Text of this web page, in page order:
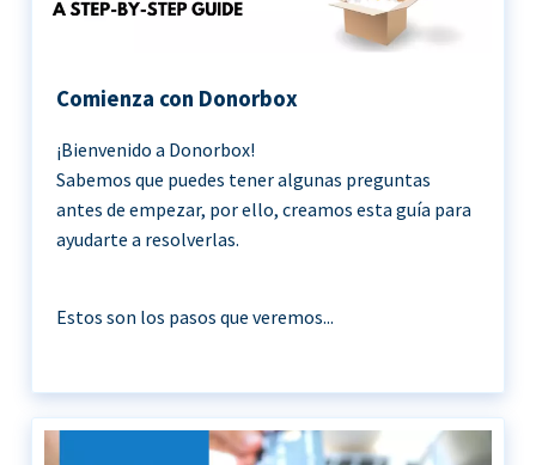
Comienza con Donorbox
¡Bienvenido a Donorbox!
Sabemos que puedes tener algunas preguntas
antes de empezar, por ello, creamos esta guía para
ayudarte a resolverlas.
Estos son los pasos que veremos...